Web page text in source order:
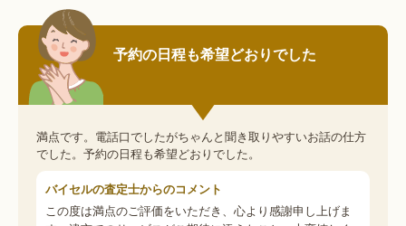
予約の日程も希望どおりでした
満点です。電話口でしたがちゃんと聞き取りやすいお話の仕方
でした。予約の日程も希望どおりでした。
バイセルの査定士からのコメント
この度は満点のご評価をいただき、心より感謝申し上げま